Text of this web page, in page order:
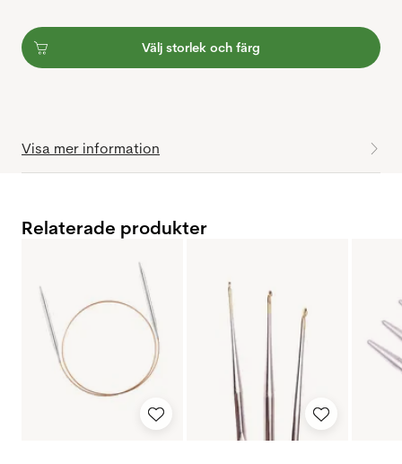
Välj storlek och färg
Visa mer information
Relaterade produkter